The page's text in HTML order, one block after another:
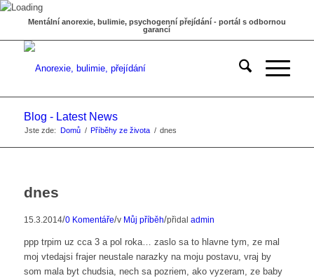
Mentální anorexie, bulimie, psychogenní přejídání - portál s odbornou
garancí
Blog - Latest News
Jste zde: Domů / Příběhy ze života / dnes
dnes
15.3.2014/0 Komentáře/v Můj příběh/přidal admin
ppp trpim uz cca 3 a pol roka… zaslo sa to hlavne tym, ze mal
moj vtedajsi frajer neustale narazky na moju postavu, vraj by
som mala byt chudsia, nech sa pozriem, ako vyzeram, ze baby